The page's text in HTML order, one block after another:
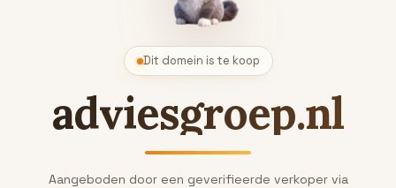
Dit domein is te koop
adviesgroep.nl
Aangeboden door een geverifieerde verkoper via